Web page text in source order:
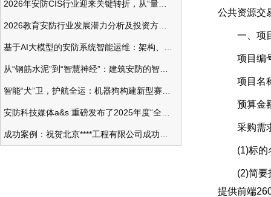
公共资源交
一、项
项目编号
项目名称
预算金额
采购需
(1)标的名
(2)简要技
提供前端